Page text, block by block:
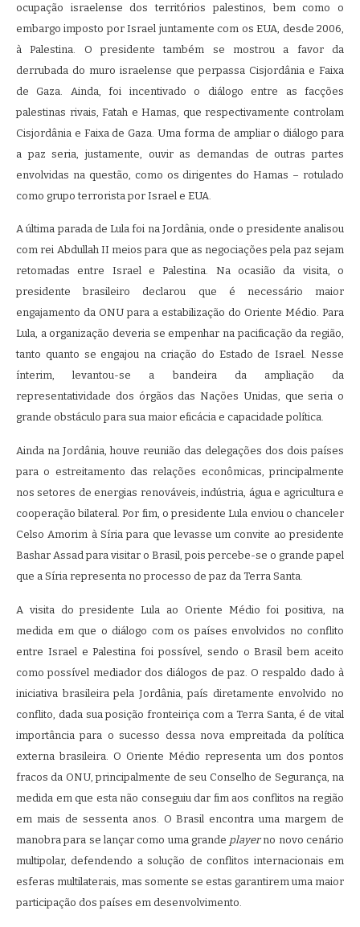
ocupação israelense dos territórios palestinos, bem como o
embargo imposto por Israel juntamente com os EUA, desde 2006,
à Palestina. O presidente também se mostrou a favor da
derrubada do muro israelense que perpassa Cisjordânia e Faixa
de Gaza. Ainda, foi incentivado o diálogo entre as facções
palestinas rivais, Fatah e Hamas, que respectivamente controlam
Cisjordânia e Faixa de Gaza. Uma forma de ampliar o diálogo para
a paz seria, justamente, ouvir as demandas de outras partes
envolvidas na questão, como os dirigentes do Hamas – rotulado
como grupo terrorista por Israel e EUA.
A última parada de Lula foi na Jordânia, onde o presidente analisou
com rei Abdullah II meios para que as negociações pela paz sejam
retomadas entre Israel e Palestina. Na ocasião da visita, o
presidente brasileiro declarou que é necessário maior
engajamento da ONU para a estabilização do Oriente Médio. Para
Lula, a organização deveria se empenhar na pacificação da região,
tanto quanto se engajou na criação do Estado de Israel. Nesse
ínterim, levantou-se a bandeira da ampliação da
representatividade dos órgãos das Nações Unidas, que seria o
grande obstáculo para sua maior eficácia e capacidade política.
Ainda na Jordânia, houve reunião das delegações dos dois países
para o estreitamento das relações econômicas, principalmente
nos setores de energias renováveis, indústria, água e agricultura e
cooperação bilateral. Por fim, o presidente Lula enviou o chanceler
Celso Amorim à Síria para que levasse um convite ao presidente
Bashar Assad para visitar o Brasil, pois percebe-se o grande papel
que a Síria representa no processo de paz da Terra Santa.
A visita do presidente Lula ao Oriente Médio foi positiva, na
medida em que o diálogo com os países envolvidos no conflito
entre Israel e Palestina foi possível, sendo o Brasil bem aceito
como possível mediador dos diálogos de paz. O respaldo dado à
iniciativa brasileira pela Jordânia, país diretamente envolvido no
conflito, dada sua posição fronteiriça com a Terra Santa, é de vital
importância para o sucesso dessa nova empreitada da política
externa brasileira. O Oriente Médio representa um dos pontos
fracos da ONU, principalmente de seu Conselho de Segurança, na
medida em que esta não conseguiu dar fim aos conflitos na região
em mais de sessenta anos. O Brasil encontra uma margem de
manobra para se lançar como uma grande playerno novo cenário
multipolar, defendendo a solução de conflitos internacionais em
esferas multilaterais, mas somente se estas garantirem uma maior
participação dos países em desenvolvimento.